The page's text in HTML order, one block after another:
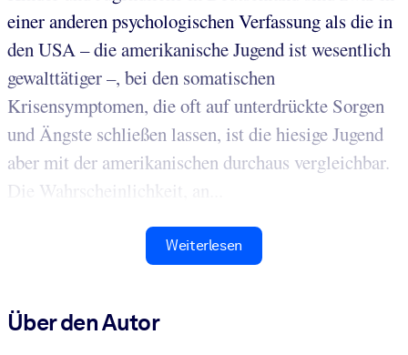
einer anderen psychologischen Verfassung als die in
den USA – die amerikanische Jugend ist wesentlich
gewalttätiger –, bei den somatischen
Krisensymptomen, die oft auf unterdrückte Sorgen
und Ängste schließen lassen, ist die hiesige Jugend
aber mit der amerikanischen durchaus vergleichbar.
Die Wahrscheinlichkeit, an...
Weiterlesen
Über den Autor